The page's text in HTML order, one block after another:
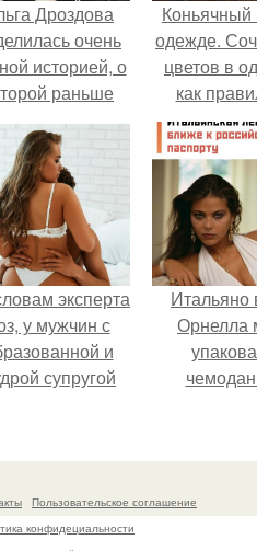
Дроздова
очень
историей, о
раньше
не говорила.
Коньячный
одежде.
цветов в
как
цветовую
для своего
эксперта
у мужчин с
и
супругой
якобы на
Итальяно
Орнелла
Пользовательское соглашение
конфидециальности